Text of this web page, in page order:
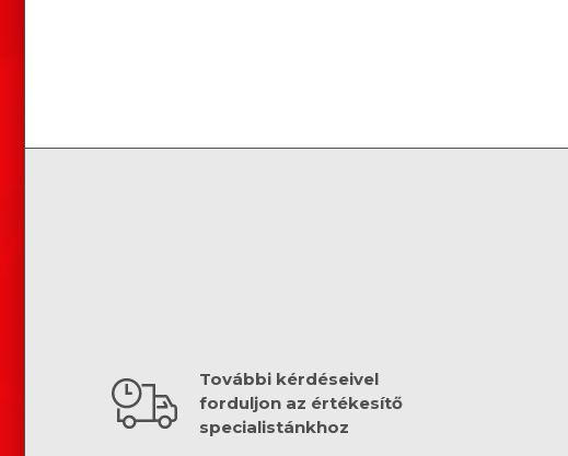
További kérdéseivel
forduljon az értékesítő
specialistánkhoz